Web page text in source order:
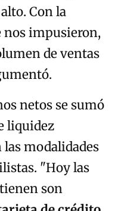
Con la
nos impusieron,
de ventas
netos se sumó
liquidez
modalidades
"Hoy las
son